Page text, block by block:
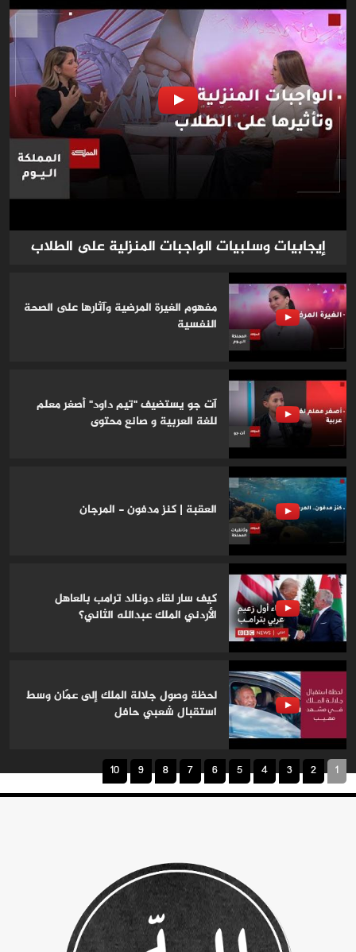
1
2
3
4
5
6
7
8
9
10
إيجابيات وسلبيات الواجبات المنزلية على الطلاب
مفهوم الغيرة المرضية وآثارها على الصحة
النفسية
آت جو يستضيف "تيم داود" أصغر معلم
للغة العربية و صانع محتوى
العقبة | كنز مدفون - المرجان
كيف سار لقاء دونالد ترامب بالعاهل
الأردني الملك عبدالله الثاني؟
لحظة وصول جلالة الملك إلى عمّان وسط
استقبال شعبي حافل